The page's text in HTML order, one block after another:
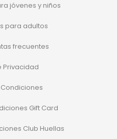
jóvenes y niños
para adultos
frecuentes
Privacidad
Gift Card
Club Huellas